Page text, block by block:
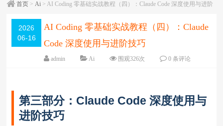
首页 >Ai > AI Coding 零基础实战教程（四）：Claude Code 深度使用与进阶
2026
06-16
AI Coding 零基础实战教程（四）：Claude
Code 深度使用与进阶技巧
admin Ai 围观326次
0 条评论
第三部分：Claude Code 深度使用与
进阶技巧